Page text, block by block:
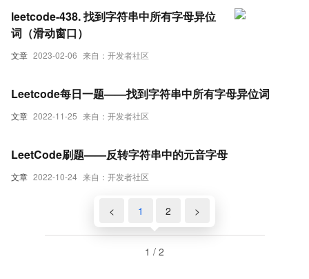
文章 2023-02-06 来自：开发者社区
leetcode-438. 找到字符串中所有字母异位
词（滑动窗口）
文章 2022-11-25 来自：开发者社区
Leetcode每日一题——找到字符串中所有字母异位词
文章 2022-10-24 来自：开发者社区
LeetCode刷题——反转字符串中的元音字母
< 1 2 >
1 / 2